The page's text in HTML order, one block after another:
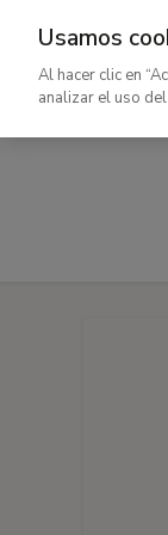
contenido
Usamos
Al hacer clic en
analizar el uso